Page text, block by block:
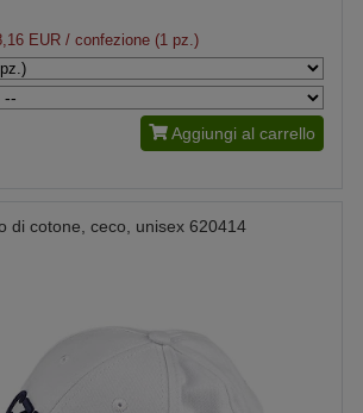
EUR / confezione (1 pz.)
Aggiungi al carrello
di cotone, ceco, unisex 620414